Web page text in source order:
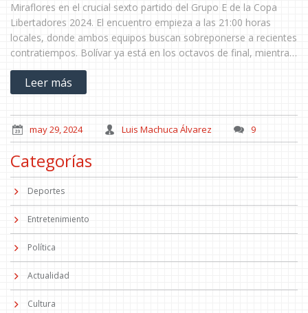
Miraflores en el crucial sexto partido del Grupo E de la Copa
Libertadores 2024. El encuentro empieza a las 21:00 horas
locales, donde ambos equipos buscan sobreponerse a recientes
contratiempos. Bolívar ya está en los octavos de final, mientras
que Palestino lucha por su supervivencia en el torneo.
Leer más
may 29, 2024 Luis Machuca Álvarez 9
Categorías
Deportes
Entretenimiento
Política
Actualidad
Cultura